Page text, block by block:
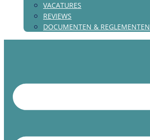
VACATURES
REVIEWS
DOCUMENTEN & REGLEMENTEN